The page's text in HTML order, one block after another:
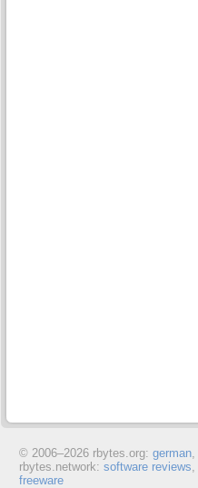
© 2006–2026 rbytes.org: german,
rbytes.network: software reviews,
freeware